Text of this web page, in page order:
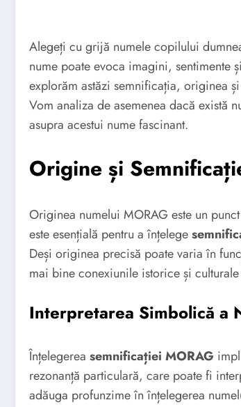
Alegeți cu grijă numele copilului
nume poate evoca imagini, sentimente
explorăm astăzi semnificația, originea
Vom analiza de asemenea dacă există
asupra acestui nume fascinant.
Origine și
Originea numelui MORAG este un
este esențială pentru a înțelege
Deși originea precisă poate varia în
mai bine conexiunile istorice și
Interpretarea Simbolică a
Înțelegerea semnificației MORAG
rezonanță particulară, care poate fi
adăuga profunzime în înțelegerea